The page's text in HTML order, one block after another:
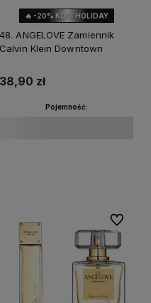
🔥 -20% KOD: HOLIDAY
48. ANGELOVE Zamiennik
Calvin Klein Downtown
38,90 zł
Pojemność:
Do